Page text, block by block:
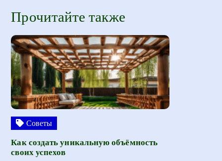
Прочитайте также
Советы
Как создать уникальную объёмность
своих успехов